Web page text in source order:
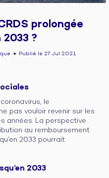
prolongée
2033 ?
● Publié le 27 Jul 2021
le
pas vouloir revenir sur les
années. La perspective
au remboursement
2033 pourrait
2033